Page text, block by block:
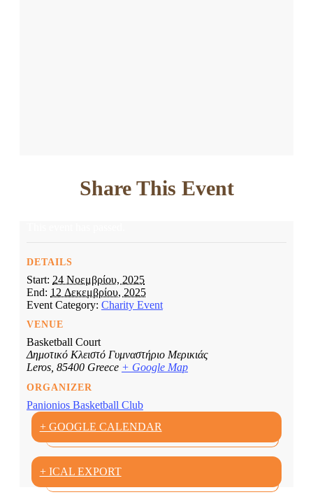
Share This Event
DETAILS
Start: 24 Νοεμβρίου, 2025
End: 12 Δεκεμβρίου, 2025
Event Category: Charity Event
VENUE
Basketball Court
Δημοτικό Κλειστό Γυμναστήριο Μερικιάς
Leros 85400 Greece + Google Map
ORGANIZER
Panionios Basketball Club
+ GOOGLE CALENDAR
+ ICAL EXPORT